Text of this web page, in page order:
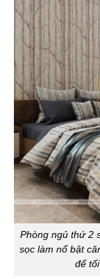
Phòng ngủ thứ 2
sọc làm nổ bật
để